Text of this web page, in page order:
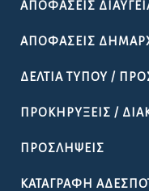
ΑΠΟΦΆΣΕΙΣ
ΑΠΟΦΆΣΕΙΣ
ΔΕΛΤΊΑ ΤΎΠΟΥ /
ΠΡΟΚΗΡΎΞΕΙΣ /
ΠΡΟΣΛΉΨΕΙΣ
ΚΑΤΑΓΡΑΦΉ